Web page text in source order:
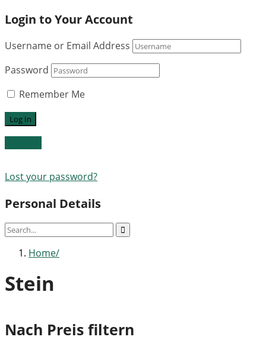
Login to Your Account
Username or Email Address
Password
Remember Me
Lost your password?
Personal Details
Home
Stein
Nach Preis filtern